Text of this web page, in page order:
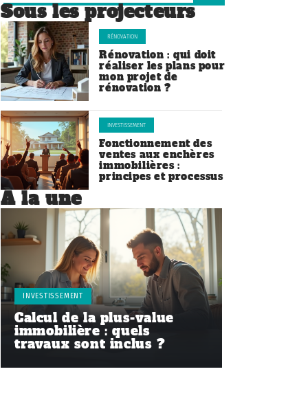
Sous les projecteurs
RÉNOVATION
Rénovation : qui doit
réaliser les plans pour
mon projet de
rénovation ?
INVESTISSEMENT
Fonctionnement des
ventes aux enchères
immobilières :
principes et processus
À la une
INVESTISSEMENT
Calcul de la plus-value
immobilière : quels
travaux sont inclus ?